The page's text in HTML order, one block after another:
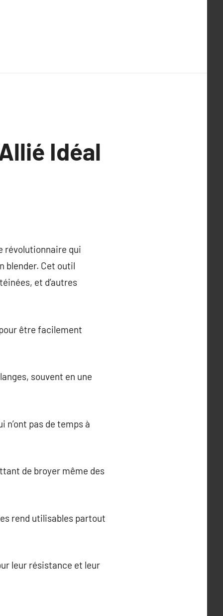
Idéal
révolutionnaire qui
blender. Cet outil
et d’autres
être facilement
souvent en une
pas de temps à
de broyer même des
rend utilisables partout
leur résistance et leur